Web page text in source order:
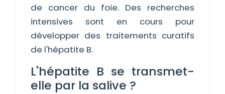
de cancer du foie. Des recherches
intensives sont en cours pour
développer des traitements curatifs
de l'hépatite B.
L'hépatite B se transmet-
elle par la salive ?